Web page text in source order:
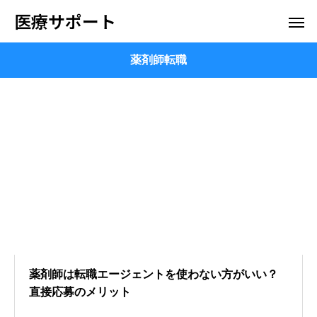
医療サポート
薬剤師転職
薬剤師は転職エージェントを使わない方がいい？
直接応募のメリット